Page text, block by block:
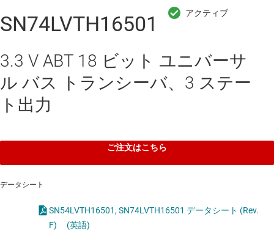
SN74LVTH16501
3.3 V ABT 18 ビット ユニバーサ
ル バス トランシーバ、3 ステー
ト出力
ご注文はこちら
データシート
SN54LVTH16501, SN74LVTH16501 データシート (Rev.
F)
(英語)